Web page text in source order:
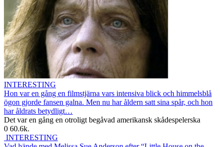
INTERESTING
Hon var en gång en filmstjärna vars intensiva blick och himmelsblå
ögon gjorde fansen galna. Men nu har åldern satt sina spår, och hon
har åldrats betydligt…
Det var en gång en otroligt begåvad amerikansk skådespelerska
0 60.6k.
INTERESTING